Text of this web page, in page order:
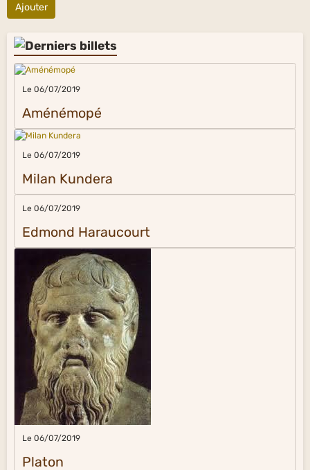
Ajouter
Le 06/07/2019
Aménémopé
Le 06/07/2019
Milan Kundera
Le 06/07/2019
Edmond Haraucourt
Le 06/07/2019
Platon